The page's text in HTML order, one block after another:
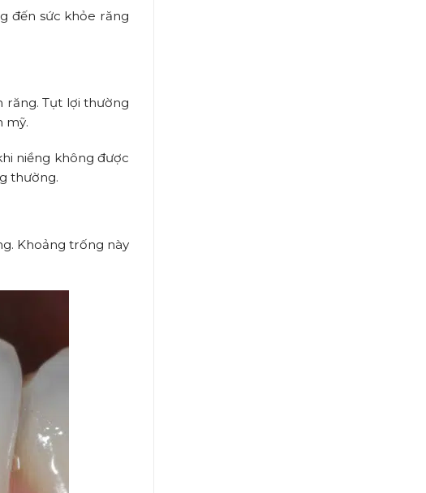
đến sức khỏe răng
răng. Tụt lợi thường
mỹ.
niềng không được
thường.
Khoảng trống này